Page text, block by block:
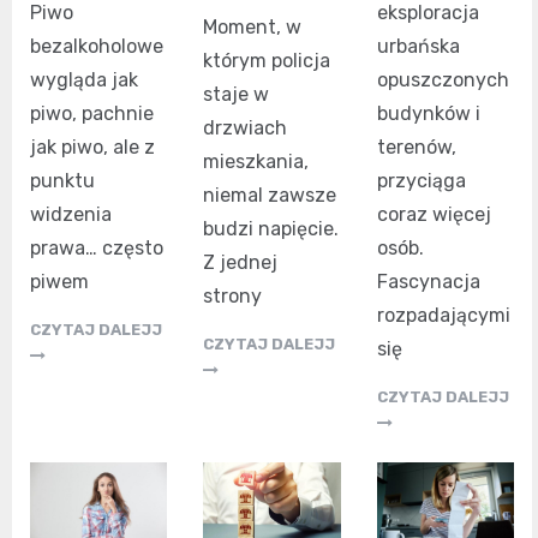
Piwo
bezalkoholowe
wygląda jak
piwo, pachnie
jak piwo, ale z
punktu
widzenia
prawa… często
piwem
CZYTAJ DALEJJ
Moment, w
którym policja
staje w
drzwiach
mieszkania,
niemal zawsze
budzi napięcie.
Z jednej
strony
CZYTAJ DALEJJ
eksploracja
urbańska
opuszczonych
budynków i
terenów,
przyciąga
coraz więcej
osób.
Fascynacja
rozpadającymi
się
CZYTAJ DALEJJ